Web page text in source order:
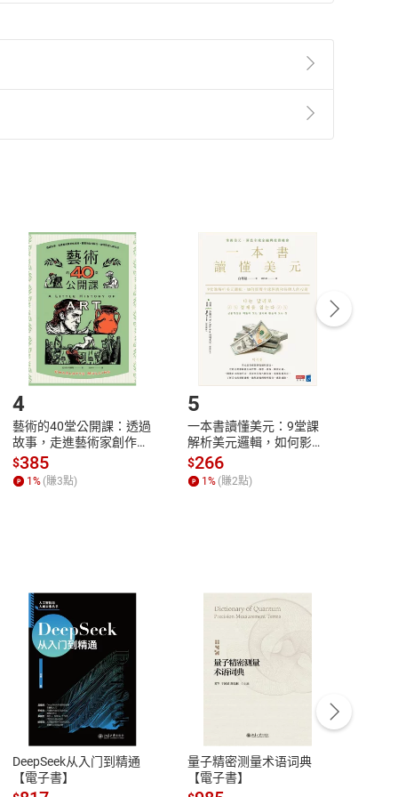
些我們無力控制的事，不該限制了我們。中獎或
放大，畢竟，誰能保證下一次你不會中獎呢？
你的想法、生活都在隨時改變你的顏色。只有一種
你。多彩的你，以及多彩的我、他和她，一起交織
談社兒童文學新人獎正式出道，該作也同時榮獲椋
經兒童出版文化獎日本放送獎，以《加了杏仁的巧
第2條第5款之規定，「非以有形媒介提供之數位
有形媒介提供之數位內容，消費者同意若訂購後
點選「瀏覽訂單明細」
「申請取消訂單/ 退
貨。
付款方式
Payment
完成訂單
Complete
號，下載書籍後看書
性
客服資訊
服務時間：週一到週五 10:00-12:00、
13:00-17:00 (國定假日及例假日休息)
客服電話：0080-1857077
4
藝術的40堂公開課：透過
故事，走進藝術家創作現
場，看藝術如何誕生、如
何形塑人類生活【電子
書】
$385
1% (賺3點)
5
一本書讀懂美元：9堂課
解析美元邏輯，如何影響
全球經濟和每個人的投資
【電子書】
$266
1% (賺2點)
DeepSeek从入门到精通
【電子書】
量子精密测量术语词典
【電子書】